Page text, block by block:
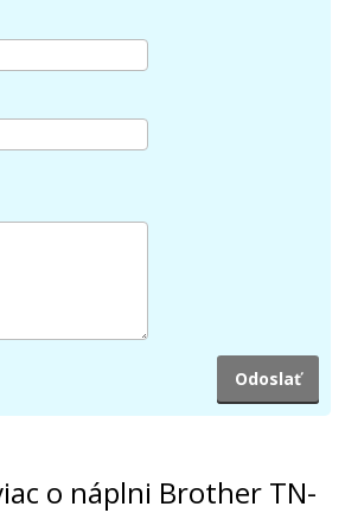
o náplni Brother TN-